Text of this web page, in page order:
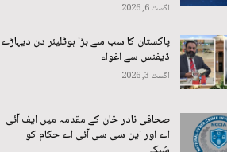
اگست 6, 2026
پاکستان کا سب سے بڑا ہوٹلیئر دن دیہاڑے
ڈیفنس سے اغواء
اگست 3, 2026
صحافی نادر خان کے مقدمہ میں ایف آئی
اے اور این سی سی آئی اے حکام کو